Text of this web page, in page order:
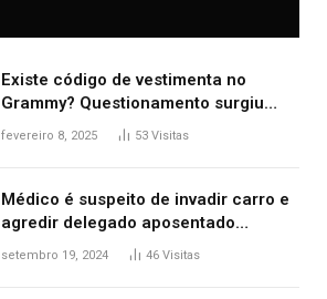
Existe código de vestimenta no
Grammy? Questionamento surgiu
após Bianca Censori, mulher de
fevereiro 8, 2025 53 Visitas
Médico é suspeito de invadir carro e
agredir delegado aposentado
durante confusão no trânsito
setembro 19, 2024 46 Visitas